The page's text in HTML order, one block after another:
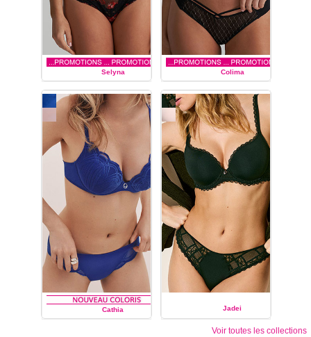
Selyna
MARIE JO
Colima
MARIE JO
Cathia Jadei
MARIE JO
Voir toutes les collections